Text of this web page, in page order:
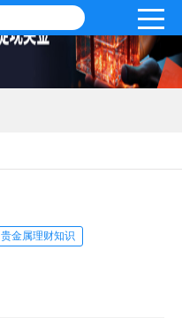
贵金属理财知识